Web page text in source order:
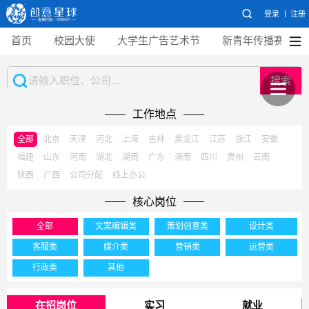
登录 注册
首页 校园大使 大学生广告艺术节 新青年传播赛
搜索
工作地点
全部 北京 天津 河北 上海 吉林 黑龙江 江苏 浙江
安徽
福建
山东 河南 湖北 湖南 广东 海南 四川 贵州
云南
陕西
广西 公司分配 线上办公
核心岗位
全部 文案编辑类 策划创意类 设计类
客服类 媒介类 营销类 运营类
行政类 其他
在招岗位 实习 就业